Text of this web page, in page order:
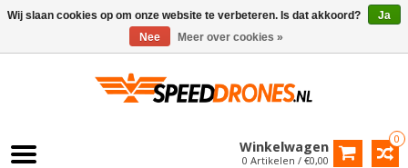
0
Winkelwagen
0 Artikelen / €0,00
Wij slaan cookies op om onze website te verbeteren. Is dat akkoord?
Ja
Nee
Meer over cookies »